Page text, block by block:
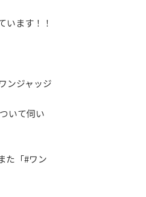
います！！
ンジャッジ
いて伺い
た「#ワン